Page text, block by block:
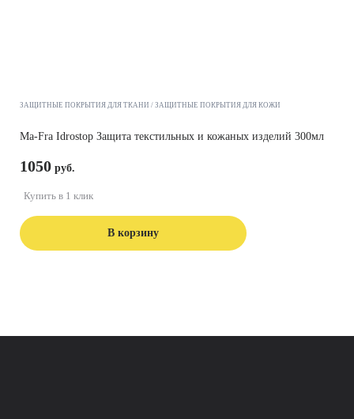
ЗАЩИТНЫЕ ПОКРЫТИЯ ДЛЯ ТКАНИ ЗАЩИТНЫЕ ПОКРЫТИЯ ДЛЯ КОЖИ
Ma-Fra Idrostop Защита текстильных и кожаных изделий 300мл
1050
В корзину
Купить в 1 клик